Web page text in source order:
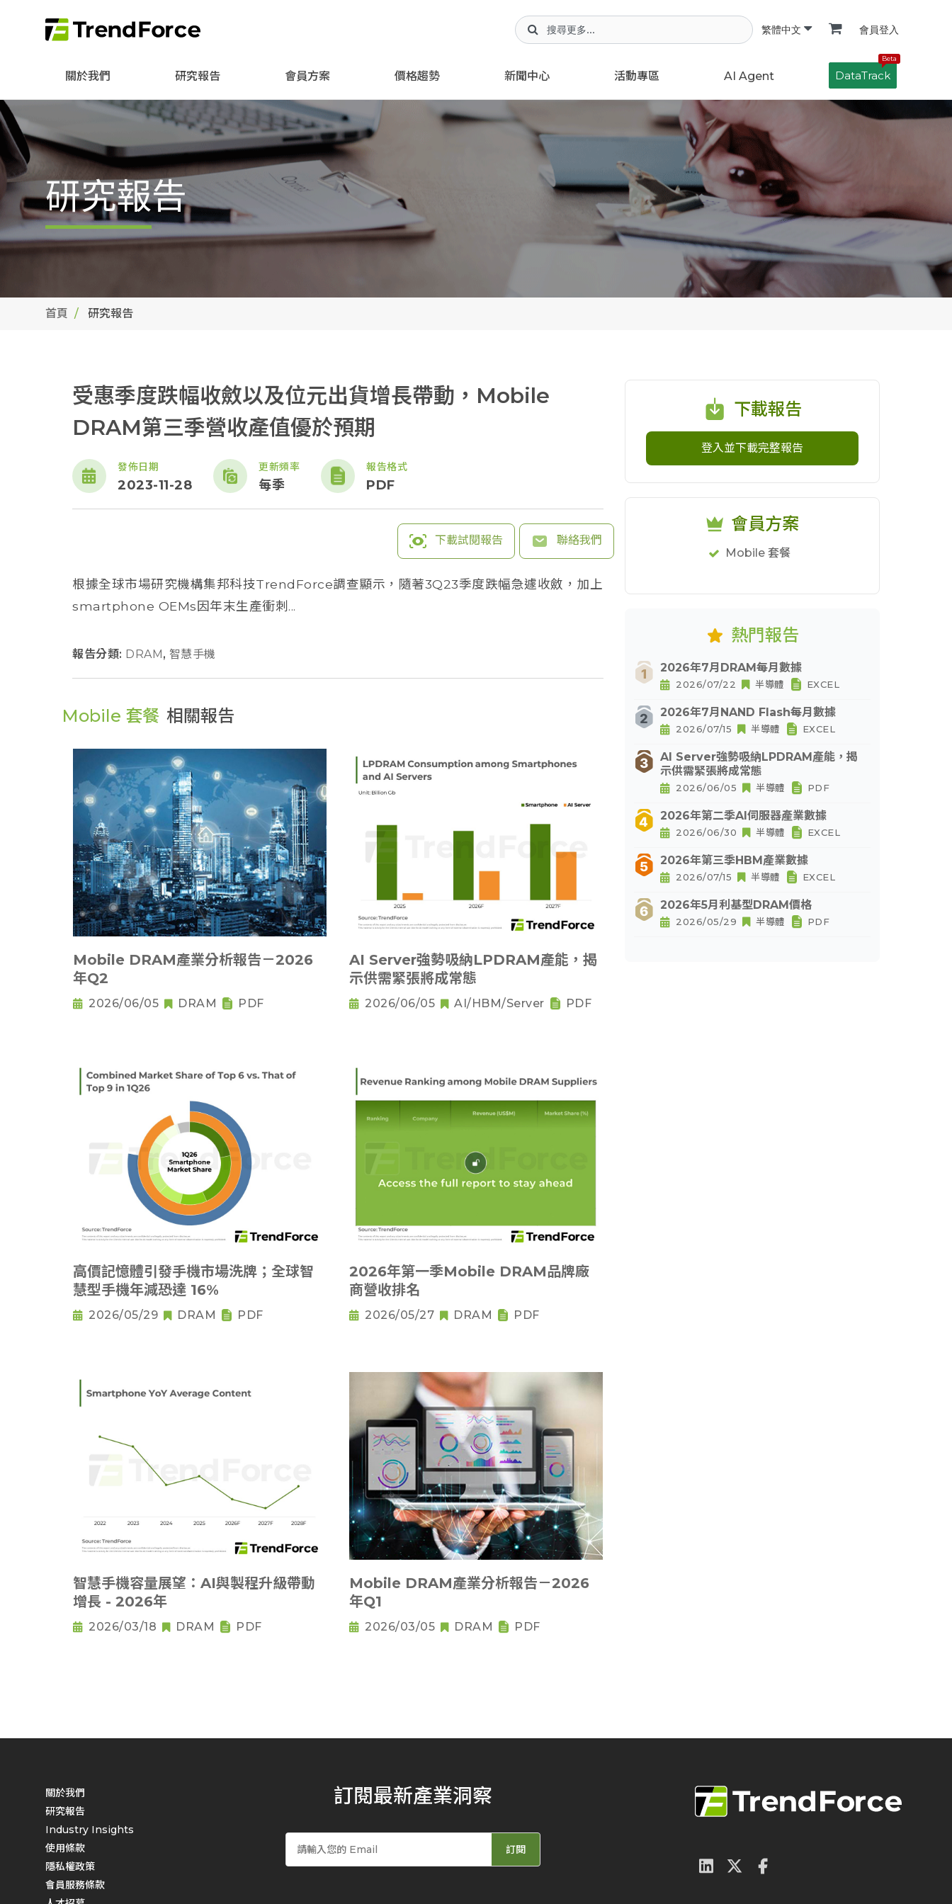
繁體中文 會員登入
關於我們 研究報告 會員方案 價格趨勢 新聞中心 活動專區 AI Agent
Beta
DataTrack
研究報告
首頁 研究報告
受惠季度跌幅收斂以及位元出貨增長帶動，Mobile
DRAM第三季營收產值優於預期
發佈日期
2023-11-28
更新頻率
每季
報告格式
PDF
下載試閱報告 聯絡我們
根據全球市場研究機構集邦科技TrendForce調查顯示，隨著3Q23季度跌幅急遽收斂，加上
smartphone OEMs因年末生產衝刺...
報告分類: DRAM, 智慧手機
Mobile 套餐 相關報告
Mobile DRAM產業分析報告－2026
年Q2
2026/06/05 DRAM PDF
AI Server強勢吸納LPDRAM產能，揭
示供需緊張將成常態
2026/06/05 AI/HBM/Server PDF
高價記憶體引發手機市場洗牌；全球智
慧型手機年減恐達 16%
2026/05/29 DRAM PDF
2026年第一季Mobile DRAM品牌廠
商營收排名
2026/05/27 DRAM PDF
智慧手機容量展望：AI與製程升級帶動
增長 - 2026年
2026/03/18 DRAM PDF
Mobile DRAM產業分析報告－2026
年Q1
2026/03/05 DRAM PDF
下載報告
登入並下載完整報告
會員方案
Mobile 套餐
熱門報告
2026年7月DRAM每月數據
2026/07/22 半導體 EXCEL
2026年7月NAND Flash每月數據
2026/07/15 半導體 EXCEL
AI Server強勢吸納LPDRAM產能，揭
示供需緊張將成常態
2026/06/05 半導體 PDF
2026年第二季AI伺服器產業數據
2026/06/30 半導體 EXCEL
2026年第三季HBM產業數據
2026/07/15 半導體 EXCEL
2026年5月利基型DRAM價格
2026/05/29 半導體 PDF
關於我們
研究報告
Industry Insights
使用條款
隱私權政策
會員服務條款
訂閱最新產業洞察
訂閱